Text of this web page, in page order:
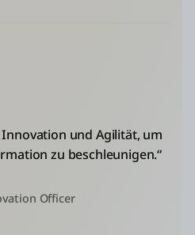
und Agilität, um
zu beschleunigen.“
Officer